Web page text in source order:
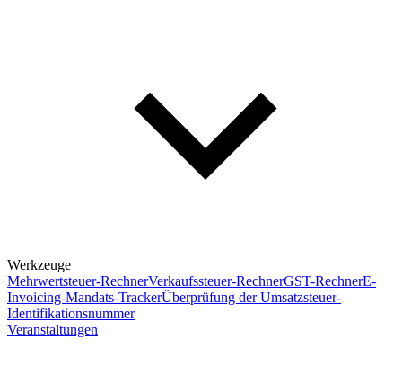
Werkzeuge
Mehrwertsteuer-RechnerVerkaufssteuer-RechnerGST-RechnerE-
Invoicing-Mandats-TrackerÜberprüfung der Umsatzsteuer-
Identifikationsnummer
Veranstaltungen